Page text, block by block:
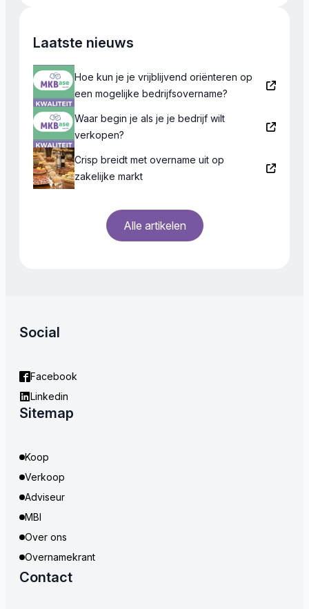
Laatste nieuws
Hoe kun je je vrijblijvend oriënteren op
een mogelijke bedrijfsovername?
Waar begin je als je je bedrijf wilt
verkopen?
Crisp breidt met overname uit op
zakelijke markt
Alle artikelen
Social
Facebook
Linkedin
Sitemap
Koop
Verkoop
Adviseur
MBI
Over ons
Overnamekrant
Contact